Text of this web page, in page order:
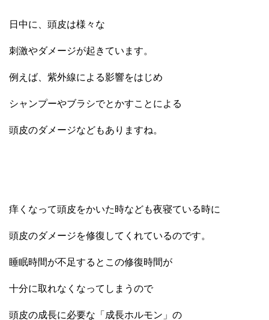
日中に、頭皮は様々な
刺激やダメージが起きています。
例えば、紫外線による影響をはじめ
シャンプーやブラシでとかすことによる
頭皮のダメージなどもありますね。
痒くなって頭皮をかいた時なども夜寝ている時に
頭皮のダメージを修復してくれているのです。
睡眠時間が不足するとこの修復時間が
十分に取れなくなってしまうので
頭皮の成長に必要な「 成長ホルモン 」の